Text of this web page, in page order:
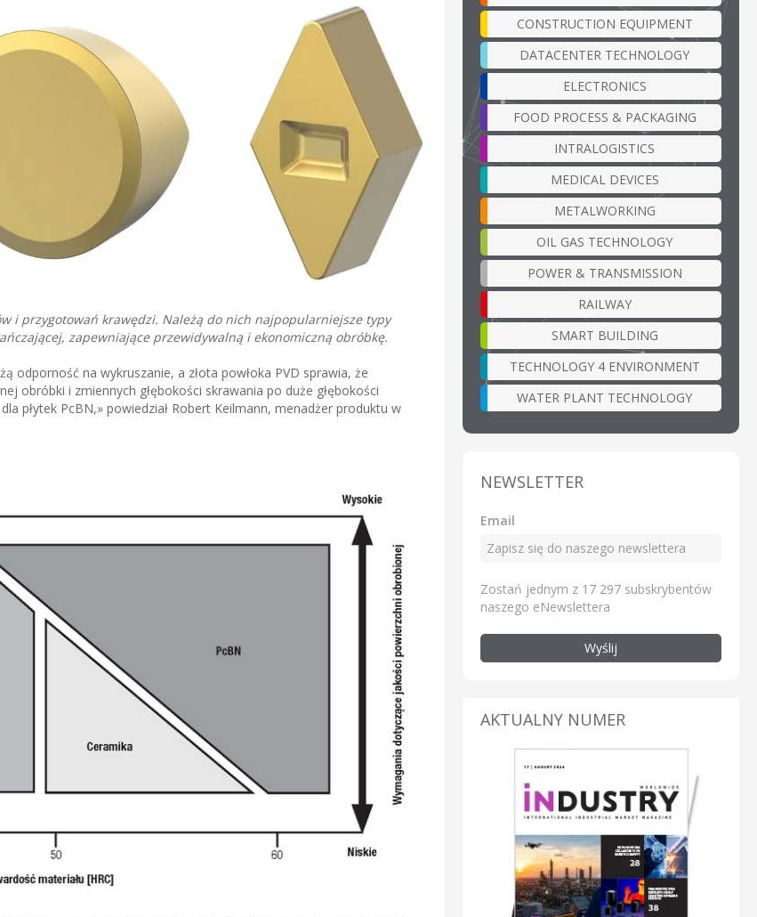
i przygotowań krawędzi. Należą do nich najpopularniejsze typy
zapewniające przewidywalną i ekonomiczną obróbkę.
odporność na wykruszanie, a złota powłoka PVD sprawia, że
obróbki i zmiennych głębokości skrawania po duże głębokości
płytek PcBN,» powiedział Robert Keilmann, menadżer produktu w
CONSTRUCTION EQUIPMENT
DATACENTER TECHNOLOGY
ELECTRONICS
FOOD PROCESS & PACKAGING
INTRALOGISTICS
MEDICAL DEVICES
METALWORKING
OIL GAS TECHNOLOGY
POWER & TRANSMISSION
RAILWAY
SMART BUILDING
TECHNOLOGY 4 ENVIRONMENT
WATER PLANT TECHNOLOGY
NEWSLETTER
Email
Zostań jednym z 17 297 subskrybentów
naszego eNewslettera
Wyślij
AKTUALNY NUMER